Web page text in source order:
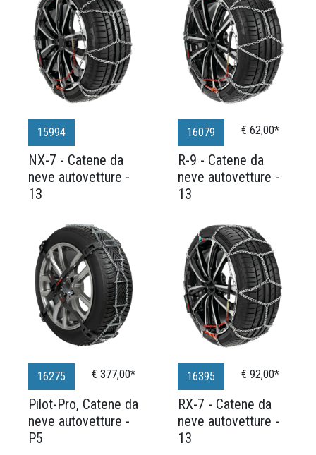
15994
NX-7 - Catene da
neve autovetture -
13
16079 € 62,00*
R-9 - Catene da
neve autovetture -
13
16275 € 377,00*
Pilot-Pro, Catene da
neve autovetture -
P5
16395 € 92,00*
RX-7 - Catene da
neve autovetture -
13